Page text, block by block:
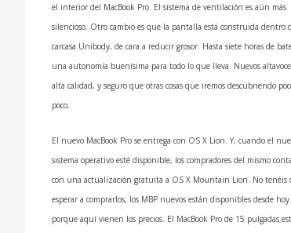
el interior del MacBook Pro. El sistema de ventilación es aún más
silencioso. Otro cambio es que la pantalla está construida dentro
carcasa Unibody, de cara a reducir grosor. Hasta siete horas de
una autonomí­a buení­sima para todo lo que lleva. Nuevos
alta calidad, y seguro que otras cosas que iremos descubriendo
poco.
El nuevo MacBook Pro se entrega con OS X Lion. Y, cuando el
sistema operativo esté disponible, los compradores del mismo
con una actualización gratuita a OS X Mountain Lion. No tenéis
esperar a comprarlos, los MBP nuevos están disponibles desde
porque aquí­ vienen los precios. El MacBook Pro de 15 pulgadas